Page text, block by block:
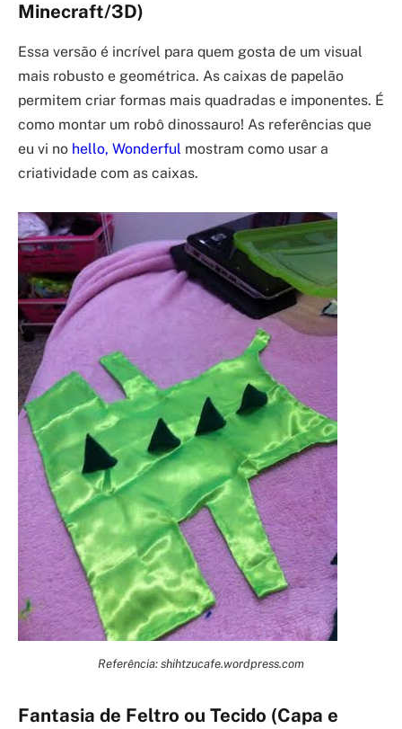
Minecraft/3D)
Essa versão é incrível para quem gosta de um visual
mais robusto e geométrica. As caixas de papelão
permitem criar formas mais quadradas e imponentes. É
como montar um robô dinossauro! As referências que
eu vi no hello, Wonderful mostram como usar a
criatividade com as caixas.
Referência: shihtzucafe.wordpress.com
Fantasia de Feltro ou Tecido (Capa e